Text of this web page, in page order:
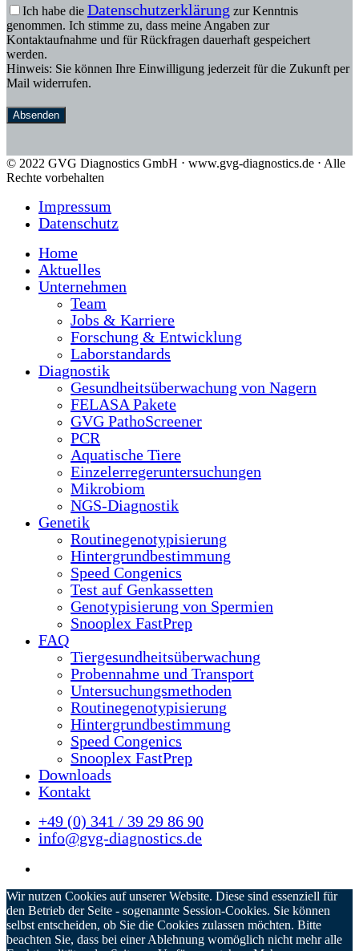
Ich habe die Datenschutzerklärung zur Kenntnis
genommen. Ich stimme zu, dass meine Angaben zur
Kontaktaufnahme und für Rückfragen dauerhaft gespeichert
werden.
Hinweis: Sie können Ihre Einwilligung jederzeit für die Zukunft per
Mail widerrufen.
Absenden
© 2022 GVG Diagnostics GmbH ⋅ www.gvg-diagnostics.de ⋅ Alle
Rechte vorbehalten
Impressum
Datenschutz
Home
Aktuelles
Unternehmen
Team
Jobs & Karriere
Forschung & Entwicklung
Laborstandards
Diagnostik
Gesundheitsüberwachung von Nagern
FELASA Pakete
GVG PathoScreener
PCR
Aquatische Tiere
Einzelerregeruntersuchungen
Mikrobiom
NGS-Diagnostik
Genetik
Routinegenotypisierung
Hintergrundbestimmung
Speed Congenics
Test auf Genkassetten
Genotypisierung von Spermien
Snooplex FastPrep
FAQ
Tiergesundheitsüberwachung
Probennahme und Transport
Untersuchungsmethoden
Routinegenotypisierung
Hintergrundbestimmung
Speed Congenics
Snooplex FastPrep
Downloads
Kontakt
+49 (0) 341 / 39 29 86 90
info@gvg-diagnostics.de
Wir nutzen Cookies auf unserer Website. Diese sind essenziell für
den Betrieb der Seite - sogenannte Session-Cookies. Sie können
selbst entscheiden, ob Sie die Cookies zulassen möchten. Bitte
beachten Sie, dass bei einer Ablehnung womöglich nicht mehr alle